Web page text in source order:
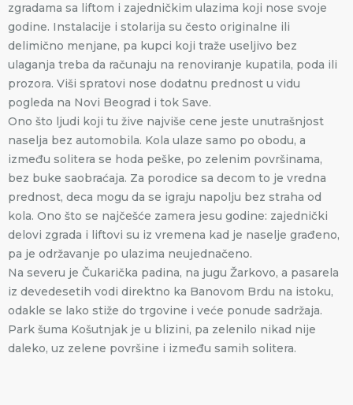
zgradama sa liftom i zajedničkim ulazima koji nose svoje
godine. Instalacije i stolarija su često originalne ili
delimično menjane, pa kupci koji traže useljivo bez
ulaganja treba da računaju na renoviranje kupatila, poda ili
prozora. Viši spratovi nose dodatnu prednost u vidu
pogleda na Novi Beograd i tok Save.
Ono što ljudi koji tu žive najviše cene jeste unutrašnjost
naselja bez automobila. Kola ulaze samo po obodu, a
između solitera se hoda peške, po zelenim površinama,
bez buke saobraćaja. Za porodice sa decom to je vredna
prednost, deca mogu da se igraju napolju bez straha od
kola. Ono što se najčešće zamera jesu godine: zajednički
delovi zgrada i liftovi su iz vremena kad je naselje građeno,
pa je održavanje po ulazima neujednačeno.
Na severu je Čukarička padina, na jugu Žarkovo, a pasarela
iz devedesetih vodi direktno ka Banovom Brdu na istoku,
odakle se lako stiže do trgovine i veće ponude sadržaja.
Park šuma Košutnjak je u blizini, pa zelenilo nikad nije
daleko, uz zelene površine i između samih solitera.